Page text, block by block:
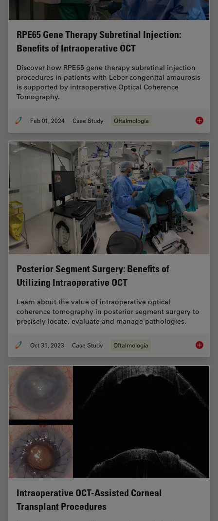
RPE65 Gene Therapy Subretinal Injection:
Benefits of Intraoperative OCT
Discover how RPE65 gene therapy subretinal injection
procedures in patients with Leber congenital amaurosis
is supported by intraoperative Optical Coherence
Tomography.
Feb 01, 2024 Case Study Oftalmología RPE65
Posterior Segment Surgery: Benefits of
Utilizing Intraoperative OCT
Learn about the value of intraoperative optical
coherence tomography in posterior segment surgery to
precisely locate, evaluate and manage pathologies.
Oct 31, 2023 Case Study Oftalmología
Intraoperative OCT-Assisted Corneal
Transplant Procedures